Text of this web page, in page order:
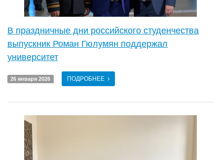
В праздничные дни российского студенчества
выпускник Роман Гюлумян поддержал
университет
26 января 2026 ПОДРОБНЕЕ